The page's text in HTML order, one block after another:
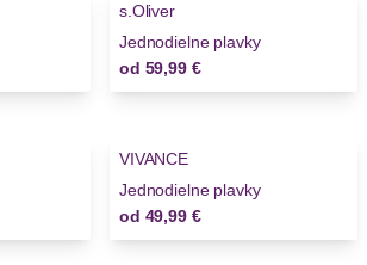
s.Oliver
Jednodielne plavky
od 59,99 €
VIVANCE
Jednodielne plavky
od 49,99 €